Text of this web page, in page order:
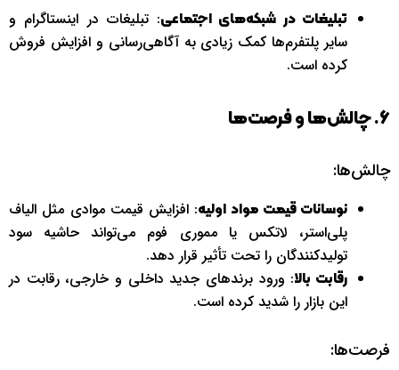
تبلیغات در شبکه‌های اجتماعی: تبلیغات در اینستاگرام و
سایر پلتفرم‌ها کمک زیادی به آگاهی‌رسانی و افزایش فروش
کرده است.
6. چالش‌ها و فرصت‌ها
چالش‌ها:
نوسانات قیمت مواد اولیه: افزایش قیمت موادی مثل الیاف
پلی‌استر، لاتکس یا مموری فوم می‌تواند حاشیه سود
تولیدکنندگان را تحت تأثیر قرار دهد.
رقابت بالا: ورود برندهای جدید داخلی و خارجی، رقابت در
این بازار را شدید کرده است.
فرصت‌ها: